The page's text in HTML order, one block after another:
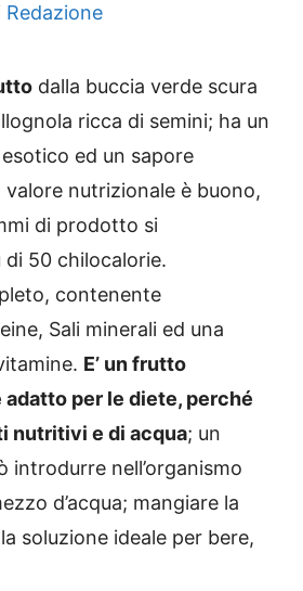
Redazione
dalla buccia verde scura
ricca di semini; ha un
ed un sapore
valore nutrizionale è buono,
di prodotto si
50 chilocalorie.
contenente
Sali minerali ed una
E’ un frutto
per le diete, perché
nutritivi e di acqua; un
introdurre nell’organismo
d’acqua; mangiare la
soluzione ideale per bere,